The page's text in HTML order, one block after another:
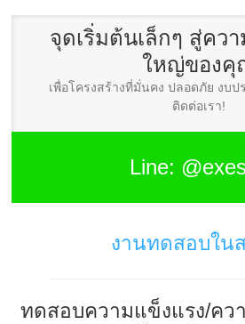
จุดเริ่มต้นเล็กๆ สู่ควา
ใหญ่ของ
เพื่อโครงสร้างที่มั่นคง ปลอดภัย งบ
ติดต่อเรา!
Line:
งานทดสอบใน
ทดสอบความแข็งแรง/ค